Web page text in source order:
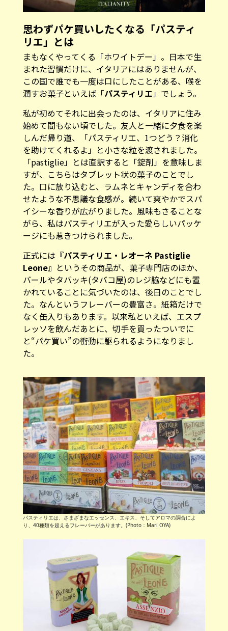
思わずパケ買いしたくなる「パスティ
リエ」とは
まもなくやってくる「ホワイトデー」。日本で生
まれた習慣だけに、イタリアにはありませんが、
この国で誰でも一度は口にしたことがある、喉を
潤すお菓子といえば「パスティリエ」でしょう。
私が初めてそれに出会ったのは、イタリアに住み
始めて間もない頃でした。友人と一緒に夕食を楽
しんだ帰り道、「パスティリエ、1つどう？消化
を助けてくれるよ」と小さな粒を渡されました。
「pastiglie」とは直訳すると「錠剤」を意味しま
すが、こちらはタブレット状の菓子のことでし
た。口に放り込むと、ラムネとキャンディを合わ
せたような不思議な食感が。続いて爽やかでスパ
イシーな香りが広がりました。風味もさることな
がら、私はパスティリエが入った愛らしいパッケ
ージにも惹きつけられました。
正式には『パスティリエ・レオーネ Pastiglie
Leone』というその商品が、菓子専門店のほか、
バールやタバッキ(タバコ屋)のレジ脇などにも置
かれていることに気づいたのは、後日のことでし
た。なんというフレーバーの豊富さ。紙箱だけで
なく缶入りもあります。以来私といえば、エスプ
レッソを飲んだあとに、切手を買ったついでに
と“パケ買い”の衝動に駆られるようになりまし
た。
パスティリエは、さまざまなエッセンス、エキス、そしてアロマの調合によ
り、40種類を超えるフレーバーがあります。(Photo：Mari OYA)